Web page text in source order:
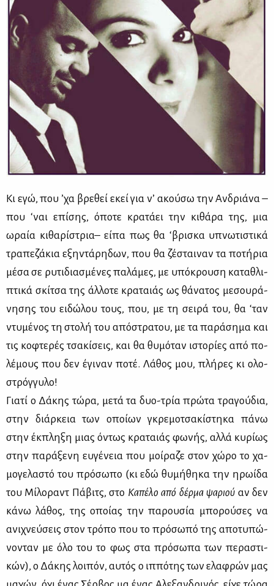
Κι εγώ, που ’χα βρε­θεί εκεί για ν’ ακού­σω την Αν­δριά­να –
που ‘ναι επί­σης, όπο­τε κρα­τά­ει την κι­θά­ρα της, μια
ωραία κι­θα­ρί­στρια– εί­πα πως θα ‘βρι­σκα υπνω­τι­στι­κά
τρα­πε­ζά­κια εξη­ντά­ρη­δων, που θα ζέ­σται­ναν τα πο­τή­ρια
μέ­σα σε ρυ­τι­δια­σμέ­νες πα­λά­μες, με υπό­κρου­ση κα­τα­θλι­
πτι­κά σκί­τσα της άλ­λο­τε κρα­ταιάς ως θά­να­τος με­σου­ρά­
νη­σης του ει­δώ­λου τους, που, με τη σει­ρά του, θα ‘ταν
ντυ­μέ­νος τη στο­λή του από­στρα­του, με τα πα­ρά­ση­μα και
τις κο­φτε­ρές τσα­κί­σεις, και θα θυ­μό­ταν ιστο­ρί­ες από πο­
λέ­μους που δεν έγι­ναν πο­τέ. Λά­θος μου, πλή­ρες κι ολο­
στρόγ­γυ­λο!
Για­τί ο Δά­κης τώ­ρα, με­τά τα δυο-τρία πρώ­τα τρα­γού­δια,
στην διάρ­κεια των οποί­ων γκρε­μο­τσα­κί­στη­κα πά­νω
στην έκ­πλη­ξη μιας όντως κρα­ταιάς φω­νής, αλ­λά κυ­ρί­ως
στην πα­ρά­ξε­νη ευ­γέ­νεια που μοί­ρα­ζε στον χώ­ρο το χα­
μο­γε­λα­στό του πρό­σω­πο (κι εδώ θυ­μή­θη­κα την ηρω­ί­δα
του Μί­λο­ραντ Πά­βιτς, στο Κα­πέ­λοαπό δέρ­μα ψα­ριού αν δεν
κά­νω λά­θος, της οποί­ας την πα­ρου­σία μπο­ρού­σες να
ανι­χνεύ­σεις στον τρό­πο που το πρό­σω­πό της απο­τυ­πώ­
νο­νταν με όλο του το φως στα πρό­σω­πα των πε­ρα­στι­
κών), ο Δά­κης λοι­πόν, αυ­τός ο ιπ­πό­της των ελα­φρών μας